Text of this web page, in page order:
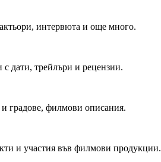
интервюта и още много.
дати, трейлъри и рецензии.
градове, филмови описания.
и участия във филмови продукции.